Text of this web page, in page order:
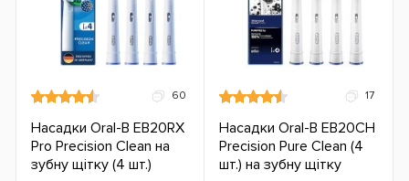
60
Насадки Oral-B EB20RX
Pro Precision Clean на
зубну щітку (4 шт.)
17
Насадки Oral-B EB20CH
Precision Pure Clean (4
шт.) на зубну щітку